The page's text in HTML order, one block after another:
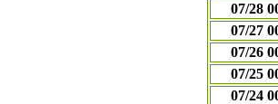
07/28
07/27
07/26
07/25
07/24